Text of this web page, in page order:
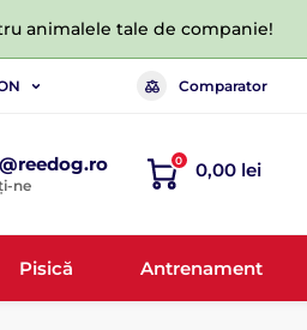
animalele tale de companie!
Comparator
ne
0 0,00 lei
Pisică Antrenament